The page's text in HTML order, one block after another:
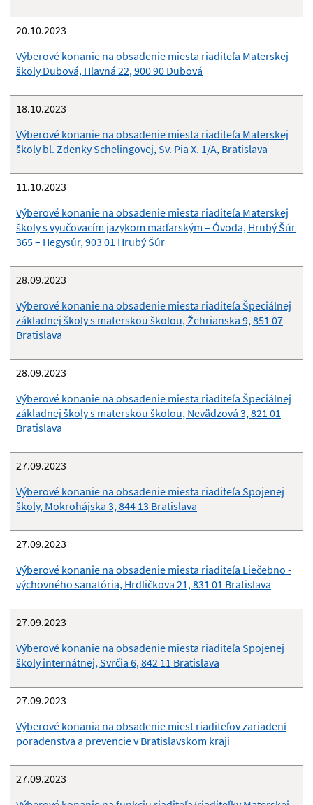
20.10.2023
Výberové konanie na obsadenie miesta riaditeľa Materskej
školy Dubová, Hlavná 22, 900 90 Dubová
18.10.2023
Výberové konanie na obsadenie miesta riaditeľa Materskej
školy bl. Zdenky Schelingovej, Sv. Pia X. 1/A, Bratislava
11.10.2023
Výberové konanie na obsadenie miesta riaditeľa Materskej
školy s vyučovacím jazykom maďarským – Óvoda, Hrubý Šúr
365 – Hegysúr, 903 01 Hrubý Šúr
28.09.2023
Výberové konanie na obsadenie miesta riaditeľa Špeciálnej
základnej školy s materskou školou, Žehrianska 9, 851 07
Bratislava
28.09.2023
Výberové konanie na obsadenie miesta riaditeľa Špeciálnej
základnej školy s materskou školou, Nevädzová 3, 821 01
Bratislava
27.09.2023
Výberové konanie na obsadenie miesta riaditeľa Spojenej
školy, Mokrohájska 3, 844 13 Bratislava
27.09.2023
Výberové konanie na obsadenie miesta riaditeľa Liečebno -
výchovného sanatória, Hrdličkova 21, 831 01 Bratislava
27.09.2023
Výberové konanie na obsadenie miesta riaditeľa Spojenej
školy internátnej, Svrčia 6, 842 11 Bratislava
27.09.2023
Výberové konania na obsadenie miest riaditeľov zariadení
poradenstva a prevencie v Bratislavskom kraji
27.09.2023